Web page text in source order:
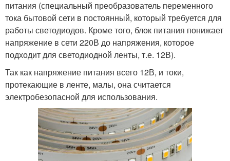
питания (специальный преобразователь переменного
тока бытовой сети в постоянный, который требуется для
работы светодиодов. Кроме того, блок питания понижает
напряжение в сети 220В до напряжения, которое
подходит для светодиодной ленты, т.е. 12В).
Так как напряжение питания всего 12В, и токи,
протекающие в ленте, малы, она считается
электробезопасной для использования.